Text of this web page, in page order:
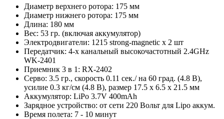
Диаметр верхнего ротора: 175 мм
Диаметр нижнего ротора: 175 мм
Длина: 180 мм
Вес: 53 гр. (включая аккумулятор)
Электродвигатели: 1215 strong-magnetic х 2 шт
Передатчик: 4-х канальный высокочастотный 2.4GHz
WK-2401
Приемник 3 в 1: RX-2402
Серво: 3.5 гр., скорость 0.11 сек./ на 60 град. (4.8 В),
усилие 0.3 кг/см (4.8 В), размер 17.5 x 6.5 x 21.5 мм
Аккумулятор: LiPo 3.7V 400mAh
Зарядное устройство: от сети 220 Вольт для Lipo аккум.
Время полета: 7 - 10 минут